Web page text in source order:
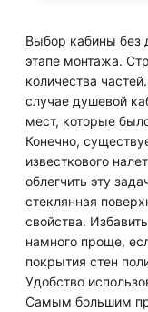
Выбор кабины без
этапе монтажа.
количества
случае душевой
мест, которые
Конечно,
известкового
облегчить эту
стеклянная
свойства.
намного проще,
покрытия стен
Удобство
Самым большим